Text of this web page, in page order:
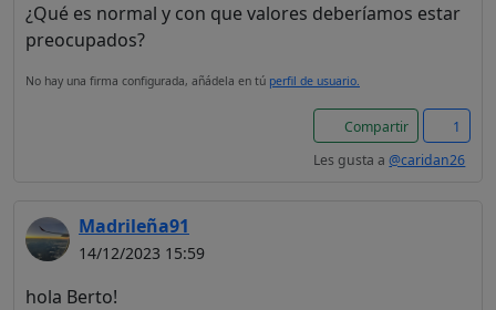
¿Qué es normal y con que valores deberíamos estar
preocupados?
No hay una firma configurada, añádela en tú perfil de usuario.
Compartir
1
Les gusta a@caridan26
Madrileña91
14/12/2023 15:59
hola Berto!